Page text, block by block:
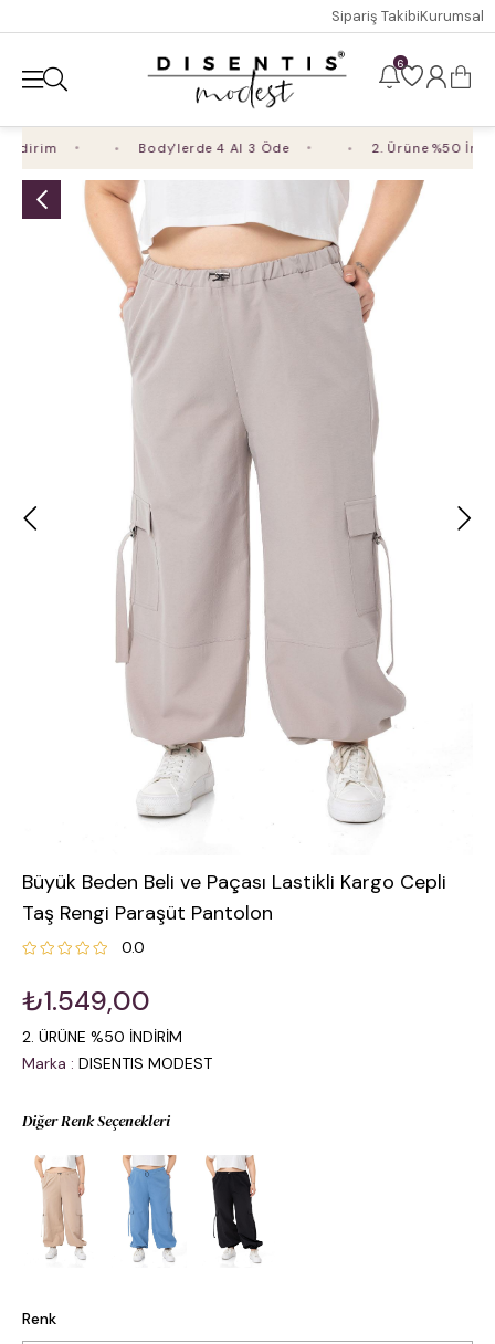
Sipariş TakibiKurumsal
6
Body'lerde 4 Al 3 Öde 2. Ürüne %50
Büyük Beden Beli ve Paçası Lastikli Kargo Cepli
Taş Rengi Paraşüt Pantolon
0.0
₺1.549,00
2. ÜRÜNE %50 İNDİRİM
Marka : DISENTIS MODEST
Diğer Renk Seçenekleri
Renk